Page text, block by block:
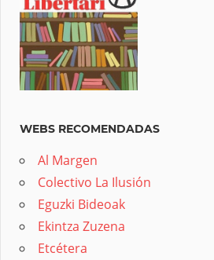
WEBS RECOMENDADAS
Al Margen
Colectivo La Ilusión
Eguzki Bideoak
Ekintza Zuzena
Etcétera